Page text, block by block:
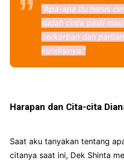
"Apa-apa itu harus
sudah cinta pasti
berkorban dan
kondisinya."
Harapan dan Cita-cita
Saat aku tanyakan tentang
citanya saat ini, Dek Shinta